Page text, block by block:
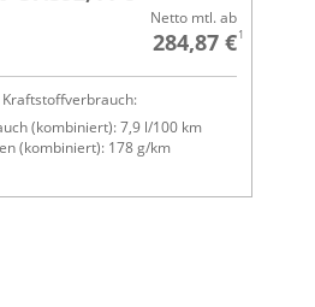
Netto mtl. ab
284,87 €1
(kombiniert): 7,9 l/100 km
(kombiniert): 178 g/km